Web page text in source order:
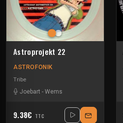
Astroprojekt 22
ASTROFONIK
Tribe
Joebart - Wems
9.38€ TTC